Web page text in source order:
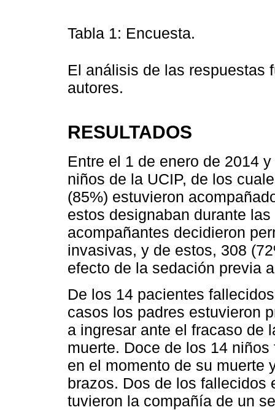
Tabla 1: Encuesta.
El análisis de las respuestas
autores.
RESULTADOS
Entre el 1 de enero de 2014
niños de la UCIP, de los
(85%) estuvieron
estos designaban durante
acompañantes decidieron
invasivas, y de estos, 308
efecto de la sedación previa
De los 14 pacientes
casos los padres estuvieron
a ingresar ante el fracaso de
muerte. Doce de los 14
en el momento de su muerte
brazos. Dos de los fallecidos
tuvieron la compañía de un